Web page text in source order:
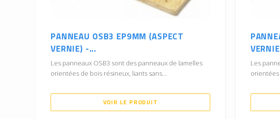
PANNEAU OSB3 EP9MM (ASPECT
VERNIE) -...
Les panneaux OSB3 sont des panneaux de lamelles
orientées de bois résineux, liants sans...
VOIR LE PRODUIT
Les
orientées